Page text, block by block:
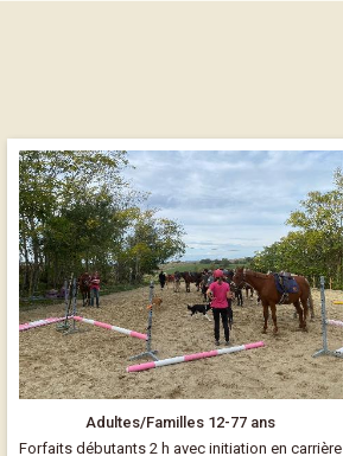
Adultes/Familles 12-77 ans
Forfaits débutants 2 h avec initiation en carrière